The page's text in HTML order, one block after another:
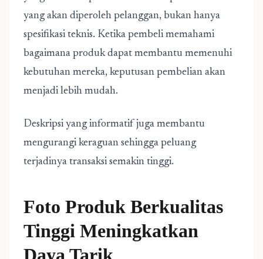
yang akan diperoleh pelanggan, bukan hanya
spesifikasi teknis. Ketika pembeli memahami
bagaimana produk dapat membantu memenuhi
kebutuhan mereka, keputusan pembelian akan
menjadi lebih mudah.
Deskripsi yang informatif juga membantu
mengurangi keraguan sehingga peluang
terjadinya transaksi semakin tinggi.
Foto Produk Berkualitas
Tinggi Meningkatkan